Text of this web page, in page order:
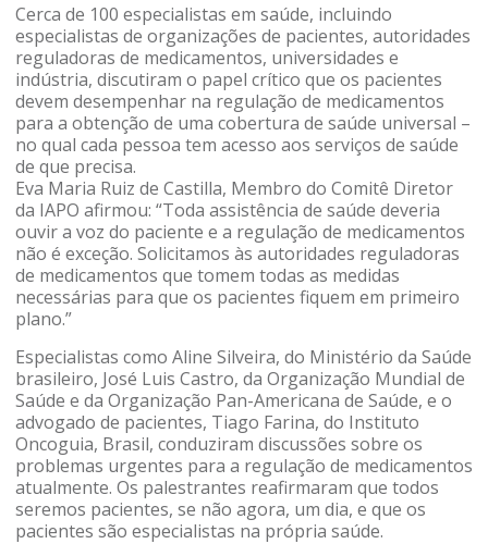
Cerca de 100 especialistas em saúde, incluindo
especialistas de organizações de pacientes, autoridades
reguladoras de medicamentos, universidades e
indústria, discutiram o papel crítico que os pacientes
devem desempenhar na regulação de medicamentos
para a obtenção de uma cobertura de saúde universal –
no qual cada pessoa tem acesso aos serviços de saúde
de que precisa.
Eva Maria Ruiz de Castilla, Membro do Comitê Diretor
da IAPO afirmou: “Toda assistência de saúde deveria
ouvir a voz do paciente e a regulação de medicamentos
não é exceção. Solicitamos às autoridades reguladoras
de medicamentos que tomem todas as medidas
necessárias para que os pacientes fiquem em primeiro
plano.”
Especialistas como Aline Silveira, do Ministério da Saúde
brasileiro, José Luis Castro, da Organização Mundial de
Saúde e da Organização Pan-Americana de Saúde, e o
advogado de pacientes, Tiago Farina, do Instituto
Oncoguia, Brasil, conduziram discussões sobre os
problemas urgentes para a regulação de medicamentos
atualmente. Os palestrantes reafirmaram que todos
seremos pacientes, se não agora, um dia, e que os
pacientes são especialistas na própria saúde.